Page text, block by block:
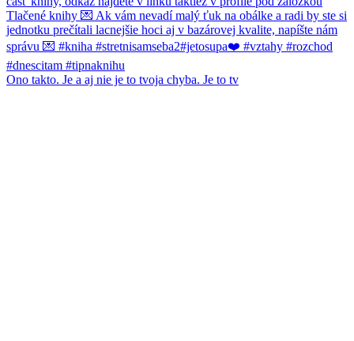
Ono takto. Je a aj nie je to tvoja chyba. Je to tv